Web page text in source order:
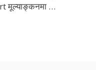
मूल्याङ्कनमा …